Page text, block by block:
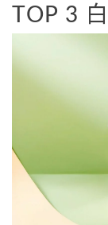
TOP 3